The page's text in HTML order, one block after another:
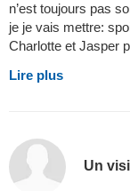
n’est toujours pas
je je vais mettre:
Charlotte et Jasper
Lire plus
Un